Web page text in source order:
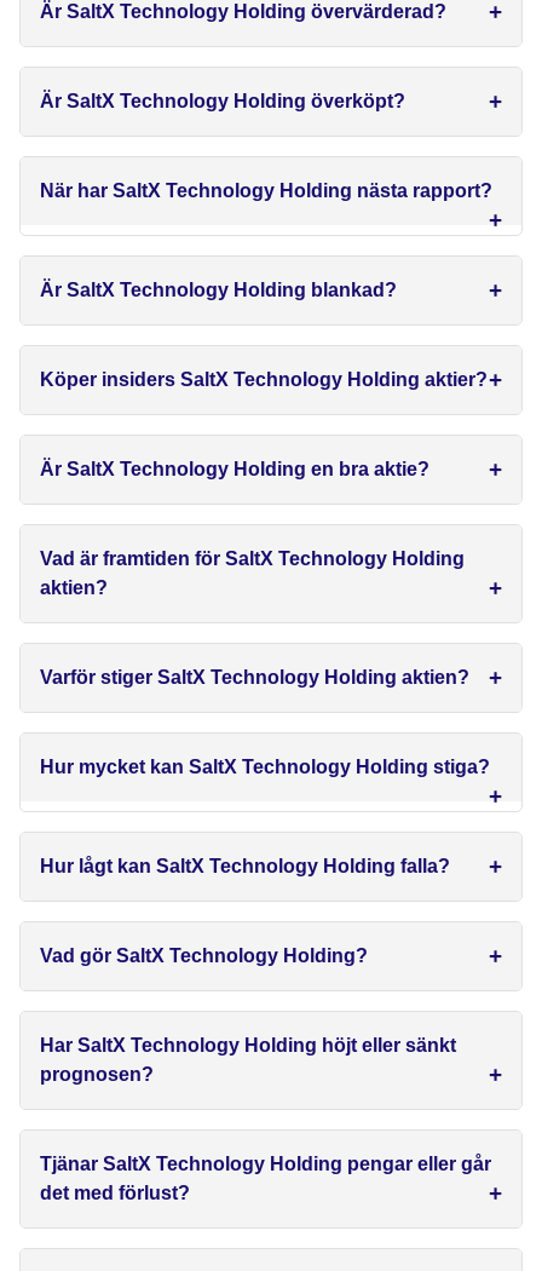
Är SaltX Technology Holding övervärderad?
Är SaltX Technology Holding överköpt?
När har SaltX Technology Holding nästa rapport?
Är SaltX Technology Holding blankad?
Köper insiders SaltX Technology Holding aktier?
Är SaltX Technology Holding en bra aktie?
Vad är framtiden för SaltX Technology Holding
aktien?
Varför stiger SaltX Technology Holding aktien?
Hur mycket kan SaltX Technology Holding stiga?
Hur lågt kan SaltX Technology Holding falla?
Vad gör SaltX Technology Holding?
Har SaltX Technology Holding höjt eller sänkt
prognosen?
Tjänar SaltX Technology Holding pengar eller går
det med förlust?